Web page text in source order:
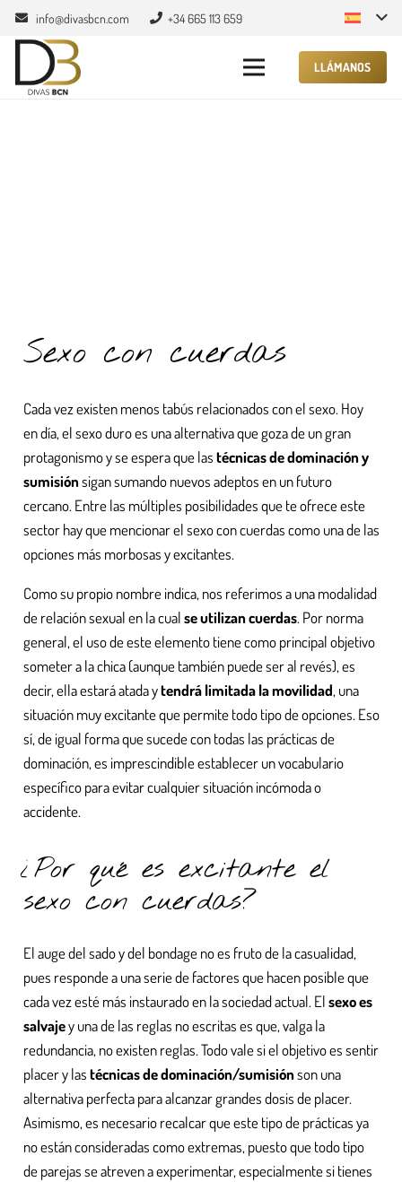
info@divasbcn.com +34 665 113 659
LLÁMANOS
Sexo con cuerdas
Cada vez existen menos tabús relacionados con el sexo. Hoy
en día, el sexo duro es una alternativa que goza de un gran
protagonismo y se espera que lastécnicas de dominación y
sumisiónsigan sumando nuevos adeptos en un futuro
cercano. Entre las múltiples posibilidades que te ofrece este
sector hay que mencionar el sexo con cuerdas como una de las
opciones más morbosas y excitantes.
Como su propio nombre indica, nos referimos a una modalidad
de relación sexual en la cualse utilizan cuerdas. Por norma
general, el uso de este elemento tiene como principal objetivo
someter a la chica (aunque también puede ser al revés), es
decir, ella estará atada ytendrá limitada la movilidad, una
situación muy excitante que permite todo tipo de opciones. Eso
sí, de igual forma que sucede con todas las prácticas de
dominación, es imprescindible establecer un vocabulario
específico para evitar cualquier situación incómoda o
accidente.
¿Por qué es excitante el
sexo con cuerdas?
El auge del sado y del bondage no es fruto de la casualidad,
pues responde a una serie de factores que hacen posible que
cada vez esté más instaurado en la sociedad actual. Elsexo es
salvajey una de las reglas no escritas es que, valga la
redundancia, no existen reglas. Todo vale si el objetivo es sentir
placer y lastécnicas de dominación/sumisiónson una
alternativa perfecta para alcanzar grandes dosis de placer.
Asimismo, es necesario recalcar que este tipo de prácticas ya
no están consideradas como extremas, puesto que todo tipo
de parejas se atreven a experimentar, especialmente si tienes